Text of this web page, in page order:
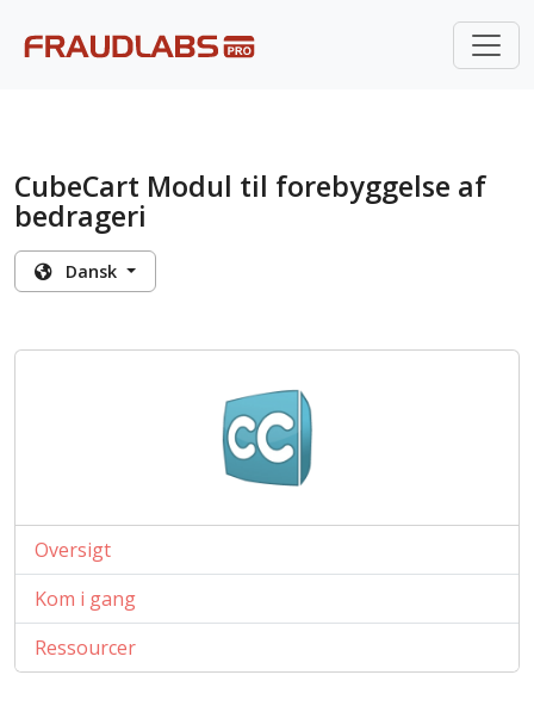
CubeCart Modul til forebyggelse af
bedrageri
Dansk
Oversigt
Kom i gang
Ressourcer